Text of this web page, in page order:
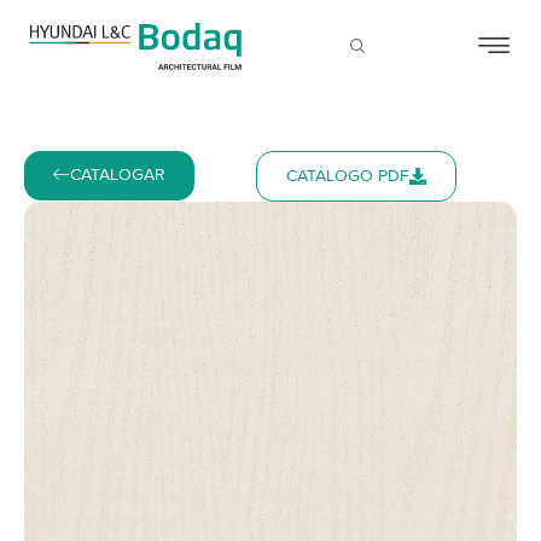
CATALOGAR CATÁLOGO PDF